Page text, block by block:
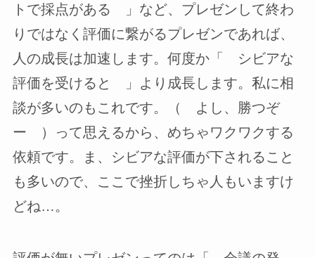
トで採点がある 」など、プレゼンして終わ
りではなく評価に繋がるプレゼンであれば、
人の成長は加速します。何度か「 シビアな
評価を受けると 」より成長します。私に相
談が多いのもこれです。（ よし、勝つぞ
ー ）って思えるから、めちゃワクワクする
依頼です。ま、シビアな評価が下されること
も多いので、ここで挫折しちゃ人もいますけ
どね…。